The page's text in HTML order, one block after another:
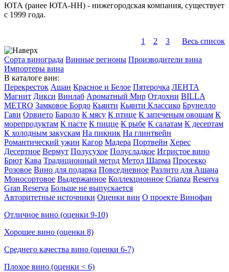
ЮТА (ранее ЮТА-НН) - нижегородская компания, существует
с 1999 года.
1 2 3 Весь список
Сорта винограда Винные регионы Производители вина
Импортеры вина
В каталоге вин:
Перекресток Ашан Красное и Белое Пятерочка ЛЕНТА
Магнит Дикси Винлаб Ароматный Мир Отдохни BILLA
METRO Замковое Бордо Кьянти Кьянти Классико Брунелло
Гави Орвието Бароло К мясу К птице К запеченым овощам К
морепродуктам К пасте К пицце К рыбе К салатам К десертам
К холодным закускам На пикник На глинтвейн
Романтический ужин Кагор Мадера Портвейн Херес
Десертное Вермут Полусухое Полусладкое Игристое вино
Брют Кава Традиционный метод Метод Шарма Просекко
Розовое Вино для подарка Повседневное Разлито для Ашана
Моносортовое Выдержанное Коллекционное Crianza Reserva
Gran Reserva Больше не выпускается
Авторитетные источники Оценки вин О проекте Винофан
Отличное вино (оценки 9-10)
Хорошее вино (оценки 8)
Среднего качества вино (оценки 6-7)
Плохое вино (оценки < 6)